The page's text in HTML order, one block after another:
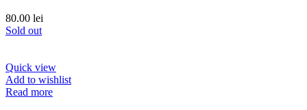
80.00 lei
Sold out
Quick view
Add to wishlist
Read more